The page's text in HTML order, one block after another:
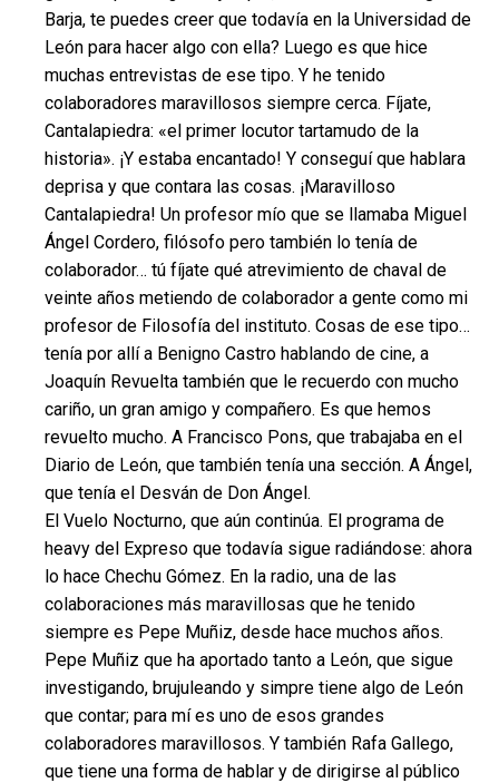
Barja, te puedes creer que todavía en la Universidad de
León para hacer algo con ella? Luego es que hice
muchas entrevistas de ese tipo. Y he tenido
colaboradores maravillosos siempre cerca. Fíjate,
Cantalapiedra: «el primer locutor tartamudo de la
historia». ¡Y estaba encantado! Y conseguí que hablara
deprisa y que contara las cosas. ¡Maravilloso
Cantalapiedra! Un profesor mío que se llamaba Miguel
Ángel Cordero, filósofo pero también lo tenía de
colaborador… tú fíjate qué atrevimiento de chaval de
veinte años metiendo de colaborador a gente como mi
profesor de Filosofía del instituto. Cosas de ese tipo…
tenía por allí a Benigno Castro hablando de cine, a
Joaquín Revuelta también que le recuerdo con mucho
cariño, un gran amigo y compañero. Es que hemos
revuelto mucho. A Francisco Pons, que trabajaba en el
Diario de León, que también tenía una sección. A Ángel,
que tenía el Desván de Don Ángel.
El Vuelo Nocturno, que aún continúa. El programa de
heavy del Expreso que todavía sigue radiándose: ahora
lo hace Chechu Gómez. En la radio, una de las
colaboraciones más maravillosas que he tenido
siempre es Pepe Muñiz, desde hace muchos años.
Pepe Muñiz que ha aportado tanto a León, que sigue
investigando, brujuleando y simpre tiene algo de León
que contar; para mí es uno de esos grandes
colaboradores maravillosos. Y también Rafa Gallego,
que tiene una forma de hablar y de dirigirse al público